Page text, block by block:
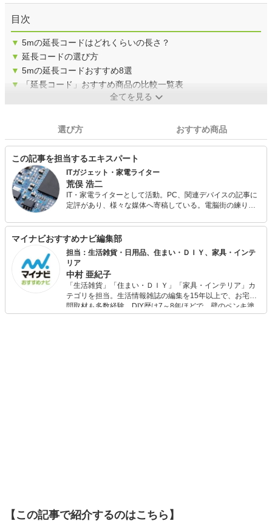
目次
▼ 5mの延長コードはどれくらいの長さ？
▼ 延長コードの選び方
▼ 5mの延長コードおすすめ8選
▼
「延長コード」おすすめ商品の比較一覧表
全てを見る
選び方 おすすめ商品
この記事を担当するエキスパート
ITガジェット・家電ライター
荒俣 浩二
IT・家電ライターとして活動。PC、関連デバイスの記事に
定評があり、様々な媒体へ寄稿している。電脳街の練り歩
るのも大好きなので、新しいものが出るとすぐに飛びつい
てしまう傾向が強い。
マイナビおすすめナビ編集部
担当：生活雑貨・日用品、住まい・ＤＩＹ、家具・インテ
リア
中村 亜紀子
「生活雑貨」「住まい・ＤＩＹ」「家具・インテリア」カ
テゴリを担当。生活情報雑誌の編集を15年以上で、お宅訪
問取材も多数経験。DIY歴は7～8年ほどで、壁のペンキ塗
りや壁紙チェンジなどもチャレンジ済み。初心者でもモノ
【この記事で紹介するのはこちら】